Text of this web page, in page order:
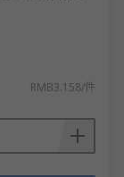
RMB3.158/件